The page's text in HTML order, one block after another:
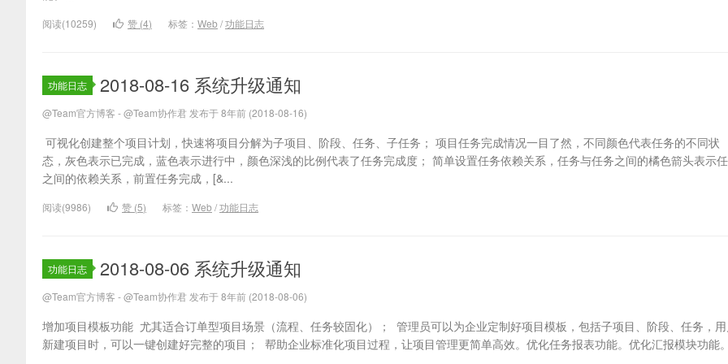
阅读(10259) 赞 (4) 标签： Web/功能日志
功能日志 2018-08-16 系统升级通知
@Team官方博客 - @Team协作君 发布于 8年前 (2018-08-16)
可视化创建整个项目计划，快速将项目分解为子项目、阶段、任务、子任务； 项目任务完成情况一目了然，不同颜色代表任务的不同状
态，灰色表示已完成，蓝色表示进行中，颜色深浅的比例代表了任务完成度； 简单设置任务依赖关系，任务与任务之间的橘色箭头表示
之间的依赖关系，前置任务完成，[&...
阅读(9986) 赞 (5) 标签： Web/功能日志
功能日志 2018-08-06 系统升级通知
@Team官方博客 - @Team协作君 发布于 8年前 (2018-08-06)
增加项目模板功能 尤其适合订单型项目场景（流程、任务较固化）； 管理员可以为企业定制好项目模板，包括子项目、阶段、任务，
新建项目时，可以一键创建好完整的项目； 帮助企业标准化项目过程，让项目管理更简单高效。优化任务报表功能。优化汇报模块功能